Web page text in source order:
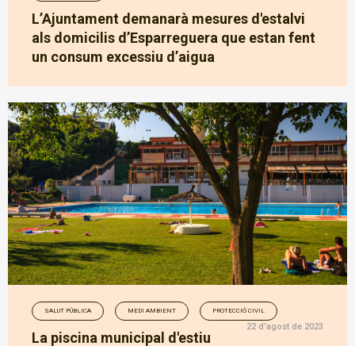
L’Ajuntament demanarà mesures d'estalvi
als domicilis d’Esparreguera que estan fent
un consum excessiu d’aigua
SALUT PÚBLICA MEDI AMBIENT PROTECCIÓ CIVIL
22 d’agost de 2023
La piscina municipal d'estiu